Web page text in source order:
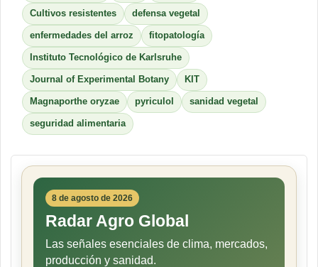
Cultivos resistentes defensa vegetal
enfermedades del arroz fitopatología
Instituto Tecnológico de Karlsruhe
Journal of Experimental Botany KIT
Magnaporthe oryzae pyriculol sanidad vegetal
seguridad alimentaria
8 de agosto de 2026
Radar Agro Global
Las señales esenciales de clima, mercados,
producción y sanidad.